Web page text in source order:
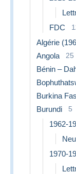
FDC
Algérie
Angola 25
Bénin –
Burkina
Burundi 5
1962-
1970-